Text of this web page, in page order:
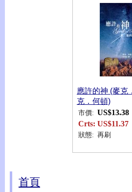
應許的神 (麥克
克．何頓)
市價: US$13.38
Crts: US$11.37
狀態: 再刷
首頁